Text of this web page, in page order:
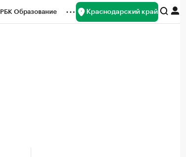
РБК Образование Краснодарский край